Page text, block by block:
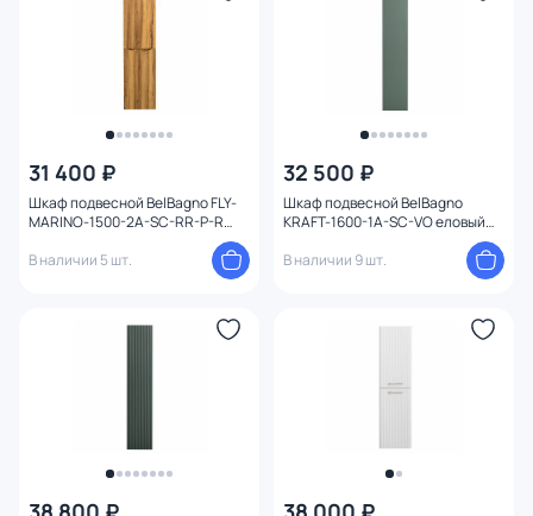
31 400 ₽
Шкаф подвесной BelBagno FLY-
MARINO-1500-2A-SC-RR-P-R
В наличии 5 шт.
32 500 ₽
Шкаф подвесной BelBagno
KRAFT-1600-1A-SC-VO еловый
В наличии 9 шт.